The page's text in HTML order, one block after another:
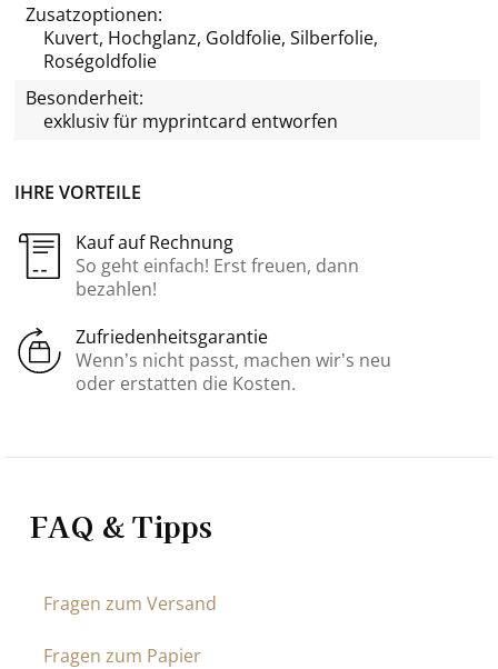
IHRE VORTEILE
Kauf auf Rechnung
So geht einfach! Erst freuen, dann
bezahlen!
Zufriedenheitsgarantie
Wenn’s nicht passt, machen wir’s neu
oder erstatten die Kosten.
Zusatzoptionen:
Kuvert, Hochglanz, Goldfolie, Silberfolie,
Roségoldfolie
Besonderheit:
exklusiv für myprintcard entworfen
FAQ & Tipps
Fragen zum Versand
Fragen zum Papier